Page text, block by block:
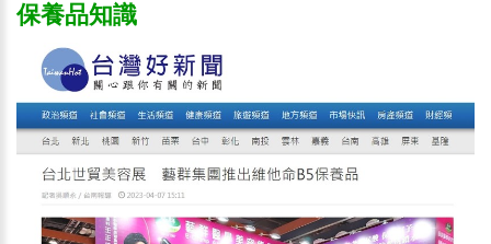
保養品知識